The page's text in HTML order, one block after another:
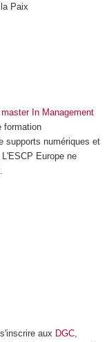
Paix
master In Management
formation
numériques et
Europe ne
aux DGC,